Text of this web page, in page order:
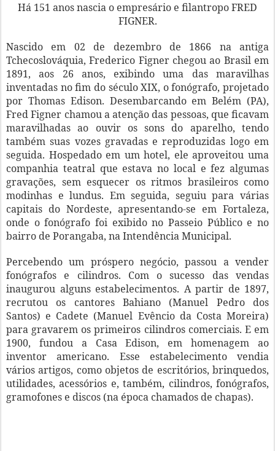
Há 151 anos nascia o empresário e filantropo FRED
FIGNER.
Nascido em 02 de dezembro de 1866 na antiga
Tchecoslováquia, Frederico Figner chegou ao Brasil em
1891, aos 26 anos, exibindo uma das maravilhas
inventadas no fim do século XIX, o fonógrafo, projetado
por Thomas Edison. Desembarcando em Belém (PA),
Fred Figner chamou a atenção das pessoas, que ficavam
maravilhadas ao ouvir os sons do aparelho, tendo
também suas vozes gravadas e reproduzidas logo em
seguida. Hospedado em um hotel, ele aproveitou uma
companhia teatral que estava no local e fez algumas
gravações, sem esquecer os ritmos brasileiros como
modinhas e lundus. Em seguida, seguiu para várias
capitais do Nordeste, apresentando-se em Fortaleza,
onde o fonógrafo foi exibido no Passeio Público e no
bairro de Porangaba, na Intendência Municipal.
Percebendo um próspero negócio, passou a vender
fonógrafos e cilindros. Com o sucesso das vendas
inaugurou alguns estabelecimentos. A partir de 1897,
recrutou os cantores Bahiano (Manuel Pedro dos
Santos) e Cadete (Manuel Evêncio da Costa Moreira)
para gravarem os primeiros cilindros comerciais. E em
1900, fundou a Casa Edison, em homenagem ao
inventor americano. Esse estabelecimento vendia
vários artigos, como objetos de escritórios, brinquedos,
utilidades, acessórios e, também, cilindros, fonógrafos,
gramofones e discos (na época chamados de chapas).